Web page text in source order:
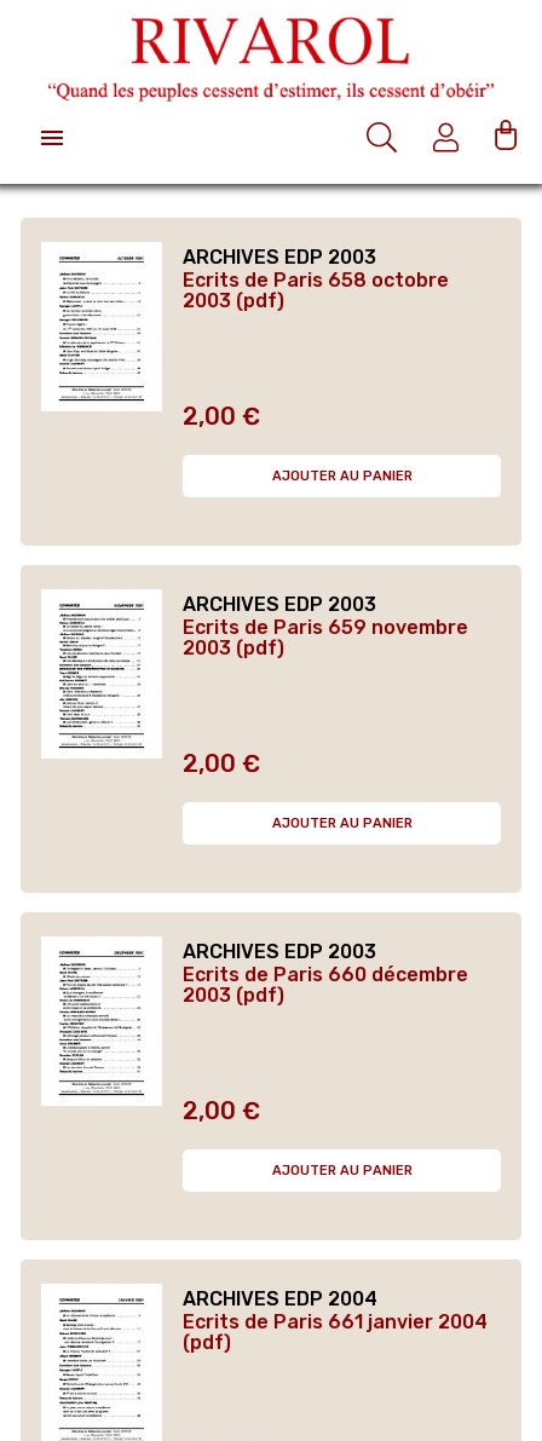

ARCHIVES EDP 2003
Ecrits de Paris 658 octobre
2003 (pdf)
Prix
2,00 €
AJOUTER AU PANIER
ARCHIVES EDP 2003
Ecrits de Paris 659 novembre
2003 (pdf)
Prix
2,00 €
AJOUTER AU PANIER
ARCHIVES EDP 2003
Ecrits de Paris 660 décembre
2003 (pdf)
Prix
2,00 €
AJOUTER AU PANIER
ARCHIVES EDP 2004
Ecrits de Paris 661 janvier 2004
(pdf)